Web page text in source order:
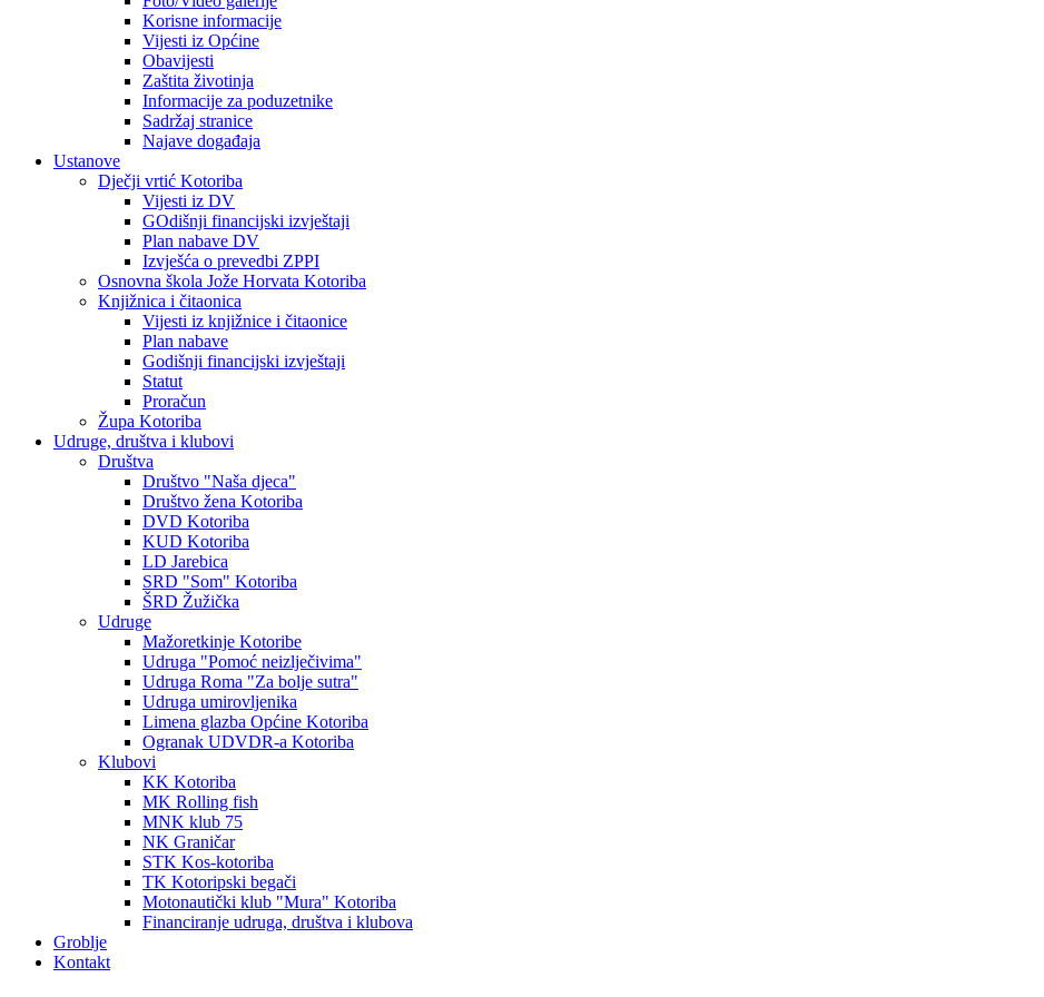
Korisne informacije
Vijesti iz Općine
Obavijesti
Zaštita životinja
Informacije za poduzetnike
Sadržaj stranice
Najave događaja
Ustanove
Dječji vrtić Kotoriba
Vijesti iz DV
GOdišnji financijski izvještaji
Plan nabave DV
Izvješća o prevedbi ZPPI
Osnovna škola Jože Horvata Kotoriba
Knjižnica i čitaonica
Vijesti iz knjižnice i čitaonice
Plan nabave
Godišnji financijski izvještaji
Statut
Proračun
Župa Kotoriba
Udruge, društva i klubovi
Društva
Društvo "Naša djeca"
Društvo žena Kotoriba
DVD Kotoriba
KUD Kotoriba
LD Jarebica
SRD "Som" Kotoriba
ŠRD Žužička
Udruge
Mažoretkinje Kotoribe
Udruga "Pomoć neizlječivima"
Udruga Roma "Za bolje sutra"
Udruga umirovljenika
Limena glazba Općine Kotoriba
Ogranak UDVDR-a Kotoriba
Klubovi
KK Kotoriba
MK Rolling fish
MNK klub 75
NK Graničar
STK Kos-kotoriba
TK Kotoripski begači
Motonautički klub "Mura" Kotoriba
Financiranje udruga, društva i klubova
Groblje
Kontakt